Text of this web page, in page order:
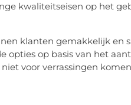
kwaliteitseisen op het
klanten gemakkelijk en
op basis van het
voor verrassingen